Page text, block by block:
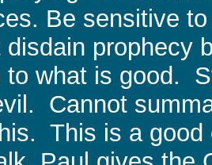
Be sensitive
disdain prophecy
to what is good.
Cannot
This is a good